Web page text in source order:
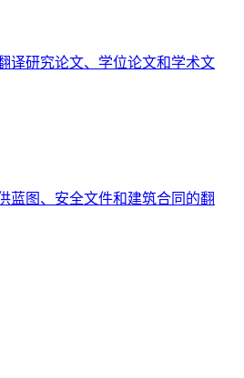
译研究论文、学位论文和学术文
蓝图、安全文件和建筑合同的翻